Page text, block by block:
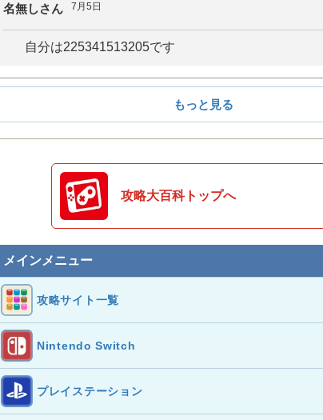
名無しさん 7月5日
自分は225341513205です
もっと見る
攻略大百科トップへ
メインメニュー
攻略サイト一覧
Nintendo Switch
プレイステーション